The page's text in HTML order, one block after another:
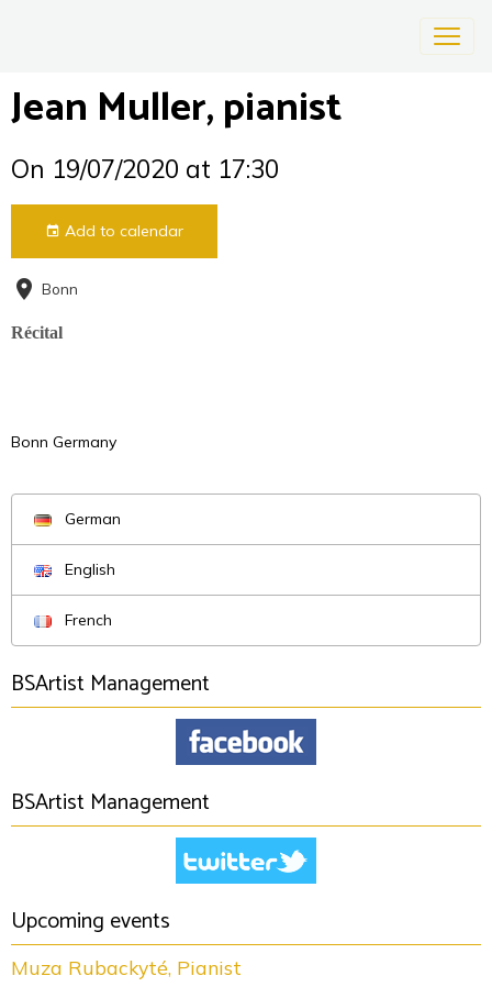
Jean Muller, pianist
On 19/07/2020 at 17:30
Add to calendar
Bonn
Récital
Bonn Germany
German
English
French
BSArtist Management
BSArtist Management
Upcoming events
Muza Rubackyté, Pianist